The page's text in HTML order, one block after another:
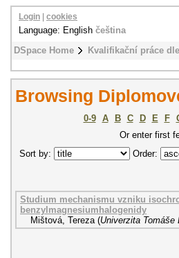
DSpace Home Kvalifikační práce
Login cookies
Language: English čeština
Browsing
0-9 A B C D E F
Or enter first
Sort by:
Order:
Studium mechanismu vzniku
benzylmagnesiumhalogenidy
Mištová, Tereza (Univerzita